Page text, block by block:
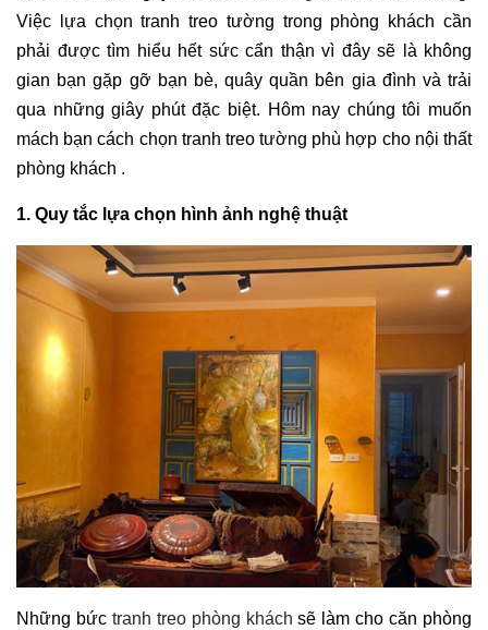
Việc lựa chọn tranh treo tường trong phòng khách cần
phải được tìm hiểu hết sức cẩn thận vì đây sẽ là không
gian bạn gặp gỡ bạn bè, quây quần bên gia đình và trải
qua những giây phút đặc biệt. Hôm nay chúng tôi muốn
mách bạn cách chọn tranh treo tường phù hợp cho nội thất
phòng khách .
1. Quy tắc lựa chọn hình ảnh nghệ thuật
Những bức tranh treo phòng khách sẽ làm cho căn phòng